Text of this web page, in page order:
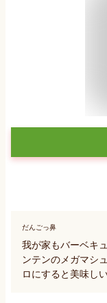
だんごっ鼻
我が家もバーベキ
ンテンのメガマシ
ロにすると美味しい